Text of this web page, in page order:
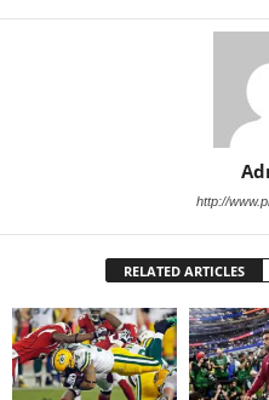
http://
RELATED ARTICLES